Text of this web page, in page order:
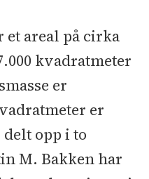
et areal på cirka
kvadratmeter
er
er
opp i to
M. Bakken har